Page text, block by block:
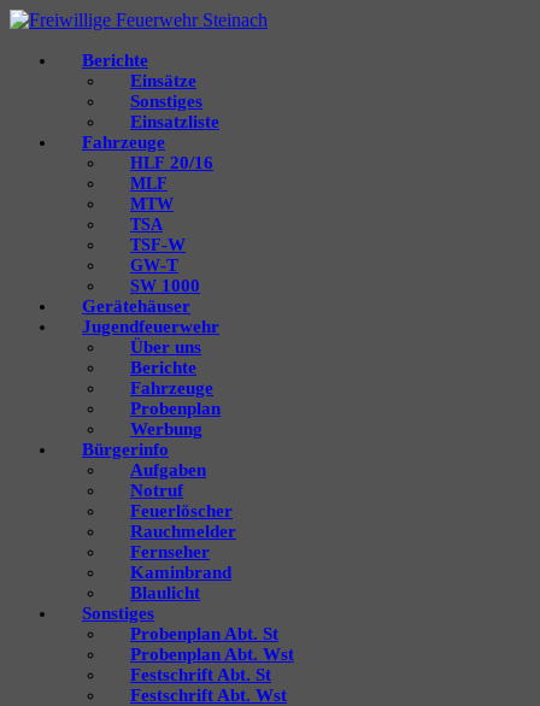
Berichte
Einsätze
Sonstiges
Einsatzliste
Fahrzeuge
HLF 20/16
MLF
MTW
TSA
TSF‑W
GW‑T
SW 1000
Gerätehäuser
Jugendfeuerwehr
Über uns
Berichte
Fahrzeuge
Probenplan
Werbung
Bürgerinfo
Aufgaben
Notruf
Feuerlöscher
Rauchmelder
Fernseher
Kaminbrand
Blaulicht
Sonstiges
Probenplan Abt. St
Probenplan Abt. Wst
Festschrift Abt. St
Festschrift Abt. Wst